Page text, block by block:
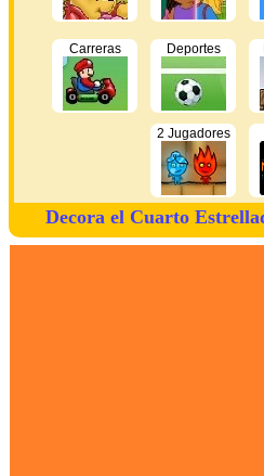
Carreras Deportes
2 Jugadores
Decora el Cuarto